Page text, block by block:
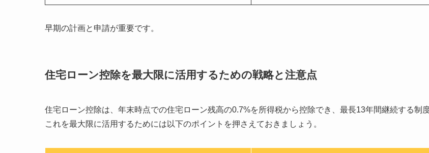
早期の計画と申請が重要です。
住宅ローン控除を最大限に活用するための戦略と注意点
住宅ローン控除は、年末時点での住宅ローン残高の0.7%を所得税から控除でき、最長13年間継続する制度
これを最大限に活用するためには以下のポイントを押さえておきましょう。